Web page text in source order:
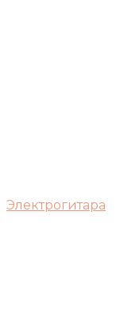
Электрогитара